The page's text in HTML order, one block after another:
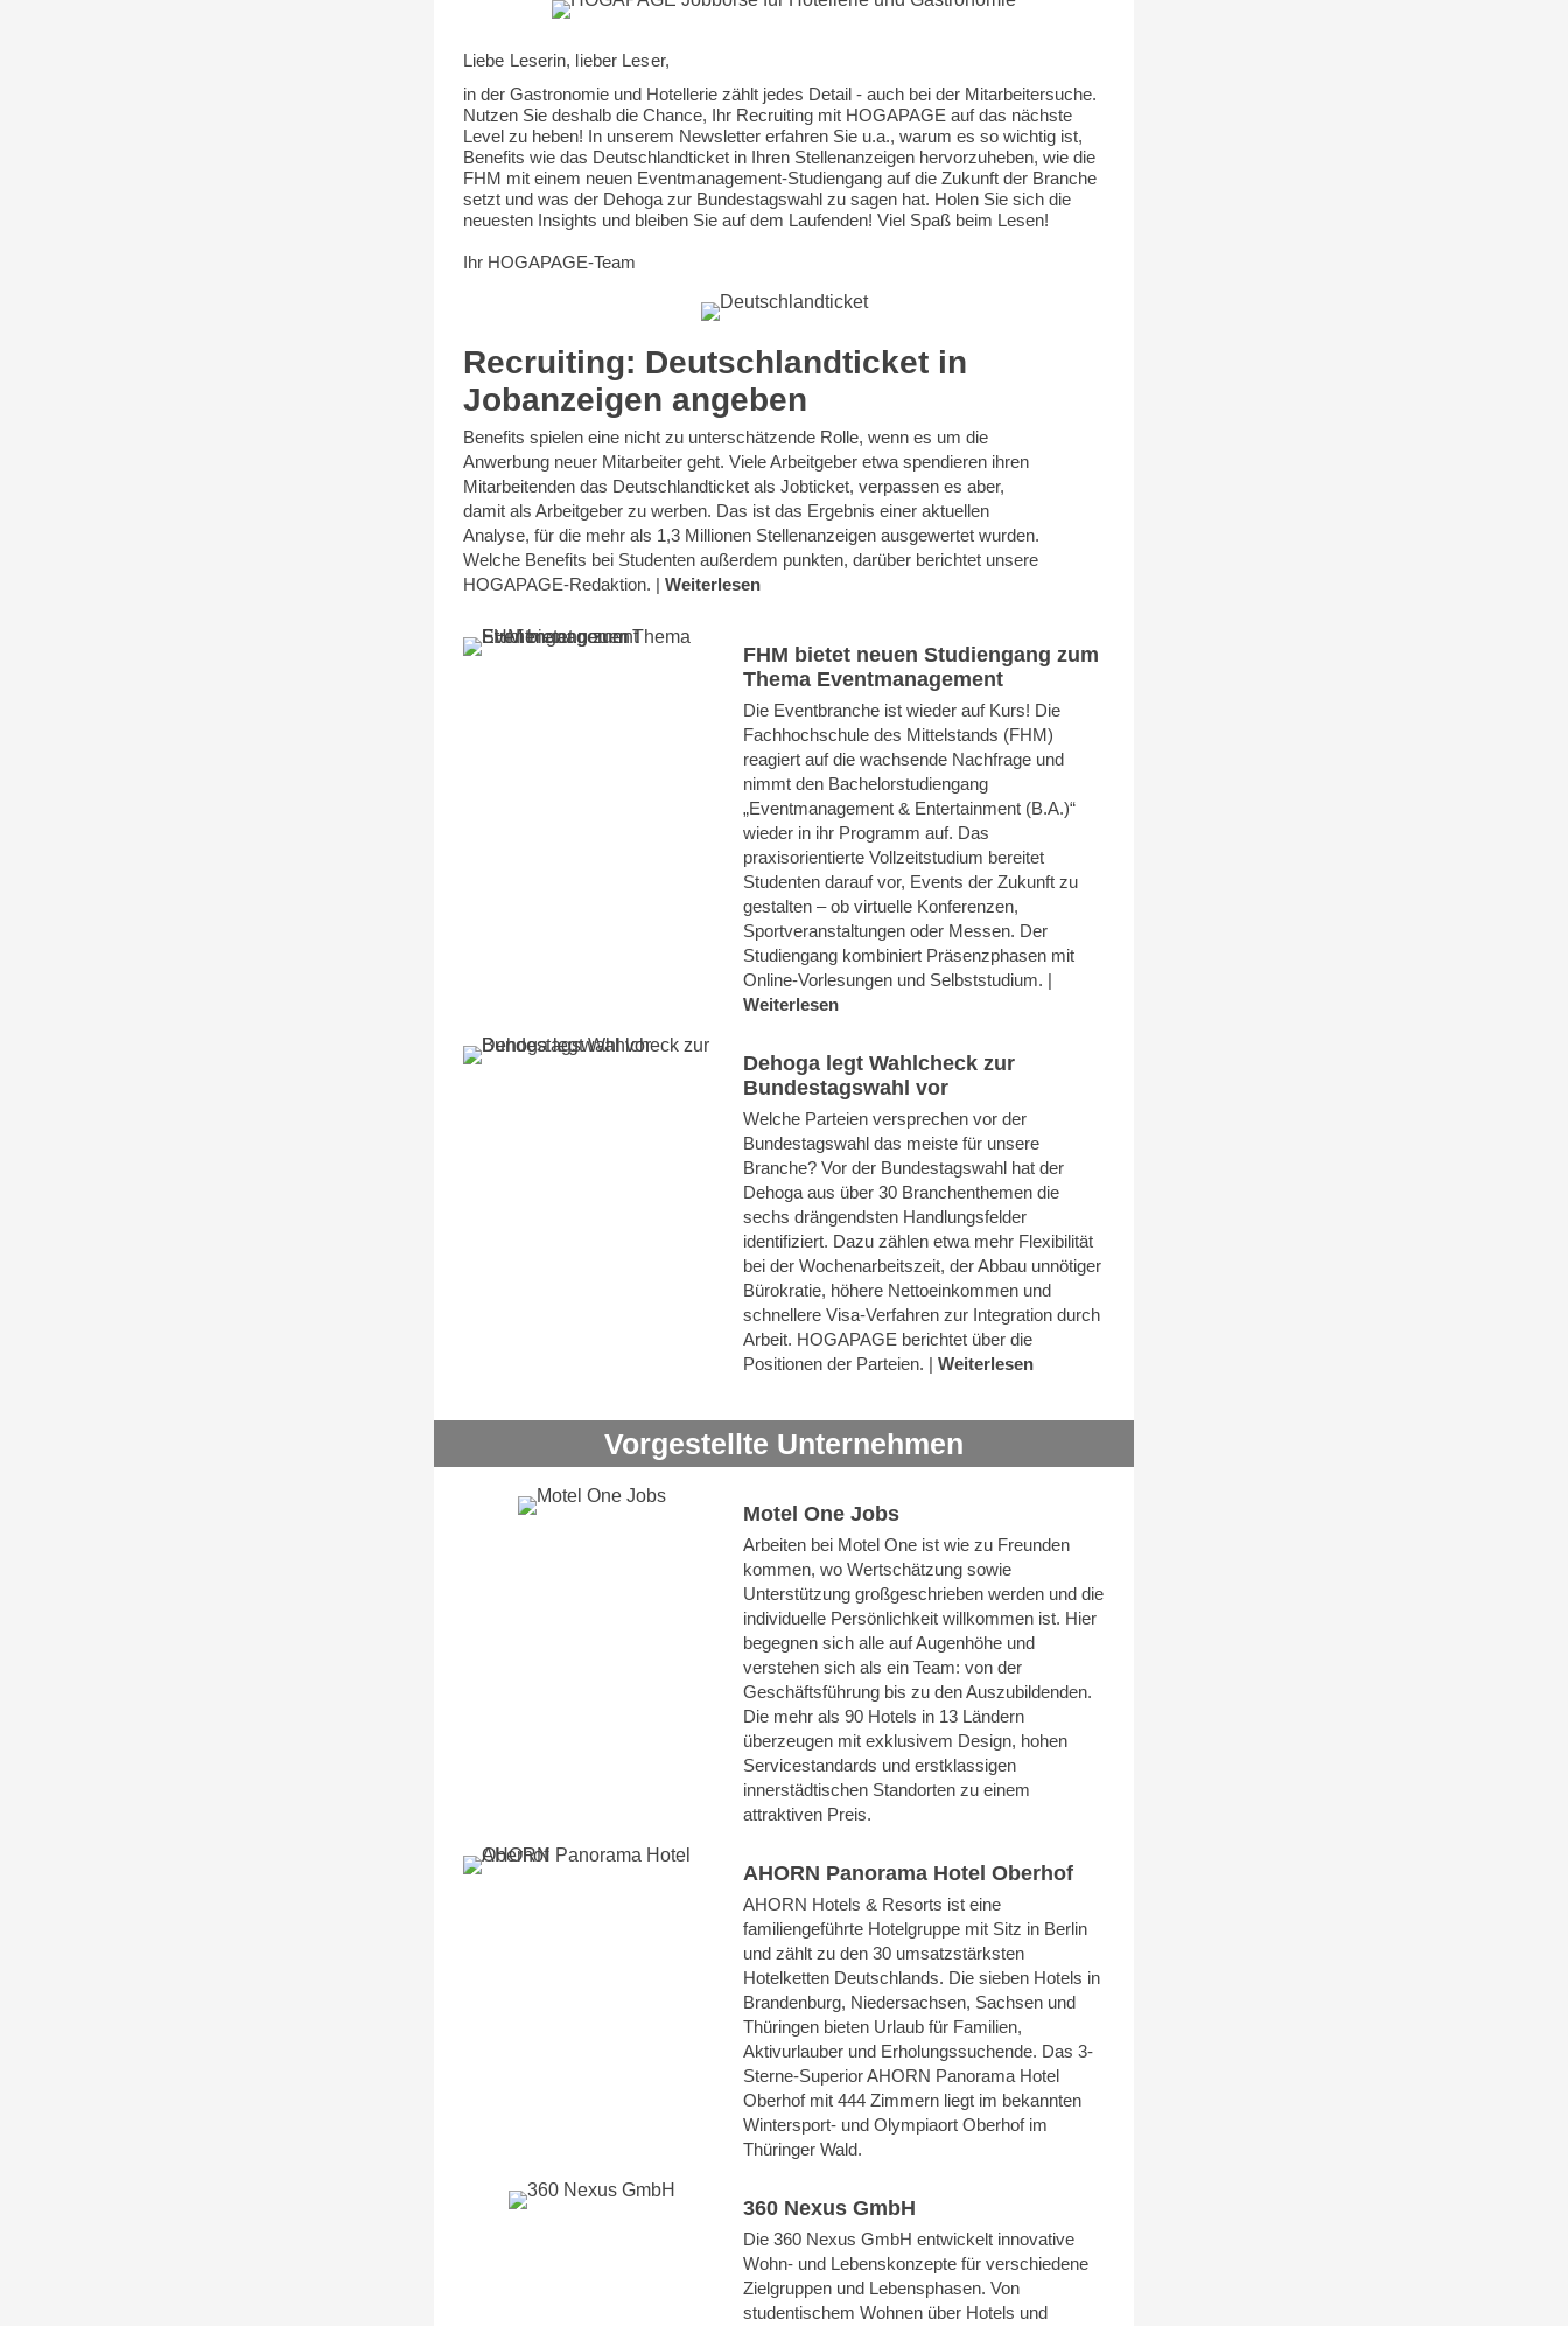
Liebe Leserin, lieber Leser,
in der Gastronomie und Hotellerie zählt jedes Detail - auch bei der Mitarbeitersuche.
Nutzen Sie deshalb die Chance, Ihr Recruiting mit HOGAPAGE auf das nächste
Level zu heben! In unserem Newsletter erfahren Sie u.a., warum es so wichtig ist,
Benefits wie das Deutschlandticket in Ihren Stellenanzeigen hervorzuheben, wie die
FHM mit einem neuen Eventmanagement-Studiengang auf die Zukunft der Branche
setzt und was der Dehoga zur Bundestagswahl zu sagen hat. Holen Sie sich die
neuesten Insights und bleiben Sie auf dem Laufenden! Viel Spaß beim Lesen!
Ihr HOGAPAGE-Team
Recruiting: Deutschlandticket in
Jobanzeigen angeben
Benefits spielen eine nicht zu unterschätzende Rolle, wenn es um die
Anwerbung neuer Mitarbeiter geht. Viele Arbeitgeber etwa spendieren ihren
Mitarbeitenden das Deutschlandticket als Jobticket, verpassen es aber,
damit als Arbeitgeber zu werben. Das ist das Ergebnis einer aktuellen
Analyse, für die mehr als 1,3 Millionen Stellenanzeigen ausgewertet wurden.
Welche Benefits bei Studenten außerdem punkten, darüber berichtet unsere
HOGAPAGE-Redaktion. | Weiterlesen
FHM bietet neuen Studiengang zum
Thema Eventmanagement
Die Eventbranche ist wieder auf Kurs! Die
Fachhochschule des Mittelstands (FHM)
reagiert auf die wachsende Nachfrage und
nimmt den Bachelorstudiengang
„Eventmanagement & Entertainment (B.A.)“
wieder in ihr Programm auf. Das
praxisorientierte Vollzeitstudium bereitet
Studenten darauf vor, Events der Zukunft zu
gestalten – ob virtuelle Konferenzen,
Sportveranstaltungen oder Messen. Der
Studiengang kombiniert Präsenzphasen mit
Online-Vorlesungen und Selbststudium. |
Weiterlesen
Dehoga legt Wahlcheck zur
Bundestagswahl vor
Welche Parteien versprechen vor der
Bundestagswahl das meiste für unsere
Branche? Vor der Bundestagswahl hat der
Dehoga aus über 30 Branchenthemen die
sechs drängendsten Handlungsfelder
identifiziert. Dazu zählen etwa mehr Flexibilität
bei der Wochenarbeitszeit, der Abbau unnötiger
Bürokratie, höhere Nettoeinkommen und
schnellere Visa-Verfahren zur Integration durch
Arbeit. HOGAPAGE berichtet über die
Positionen der Parteien. | Weiterlesen
Vorgestellte Unternehmen
Motel One Jobs
Arbeiten bei Motel One ist wie zu Freunden
kommen, wo Wertschätzung sowie
Unterstützung großgeschrieben werden und die
individuelle Persönlichkeit willkommen ist. Hier
begegnen sich alle auf Augenhöhe und
verstehen sich als ein Team: von der
Geschäftsführung bis zu den Auszubildenden.
Die mehr als 90 Hotels in 13 Ländern
überzeugen mit exklusivem Design, hohen
Servicestandards und erstklassigen
innerstädtischen Standorten zu einem
attraktiven Preis.
AHORN Panorama Hotel Oberhof
AHORN Hotels & Resorts ist eine
familiengeführte Hotelgruppe mit Sitz in Berlin
und zählt zu den 30 umsatzstärksten
Hotelketten Deutschlands. Die sieben Hotels in
Brandenburg, Niedersachsen, Sachsen und
Thüringen bieten Urlaub für Familien,
Aktivurlauber und Erholungssuchende. Das 3-
Sterne-Superior AHORN Panorama Hotel
Oberhof mit 444 Zimmern liegt im bekannten
Wintersport- und Olympiaort Oberhof im
Thüringer Wald.
360 Nexus GmbH
Die 360 Nexus GmbH entwickelt innovative
Wohn- und Lebenskonzepte für verschiedene
Zielgruppen und Lebensphasen. Von
studentischem Wohnen über Hotels und